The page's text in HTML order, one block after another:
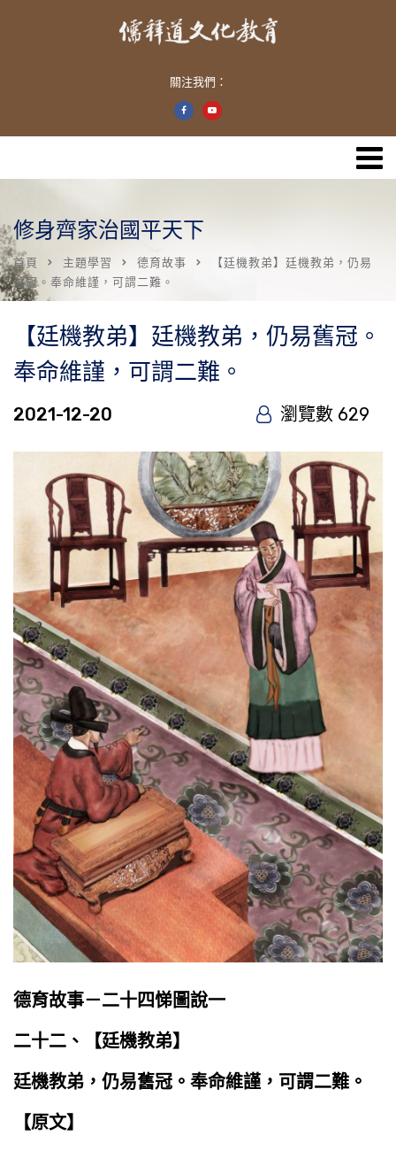
關注我們：
修身齊家治國平天下
首頁 主題學習 德育故事
【廷機教弟】廷機教弟，仍易
舊冠。奉命維謹，可謂二難。
【廷機教弟】廷機教弟，仍易舊冠。
奉命維謹，可謂二難。
2021-12-20 瀏覽數 629
德育故事－二十四悌圖說一
二十二、【廷機教弟】
廷機教弟，仍易舊冠。奉命維謹，可謂二難。
【原文】